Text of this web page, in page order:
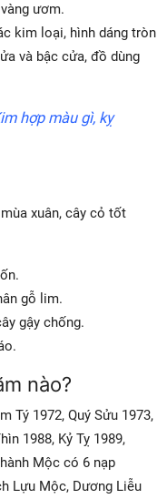
ươm.
kim loại, hình dáng tròn
và bậc cửa, đồ dùng
hợp màu gì, kỵ
xuân, cây cỏ tốt
gỗ lim.
gậy chống.
nào?
Tý 1972, Quý Sửu 1973,
1988, Kỷ Tỵ 1989,
Mộc có 6 nạp
Lựu Mộc, Dương Liễu